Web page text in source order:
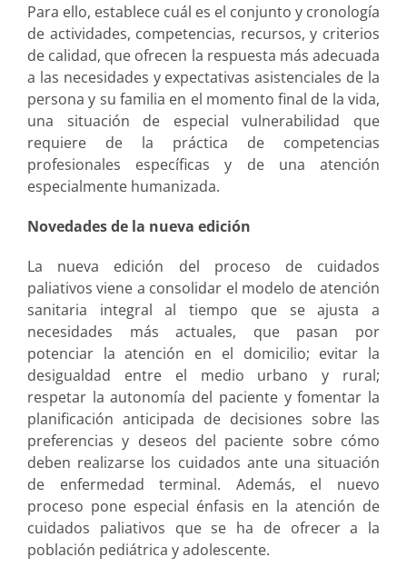
Para ello, establece cuál es el conjunto y cronología
de actividades, competencias, recursos, y criterios
de calidad, que ofrecen la respuesta más adecuada
a las necesidades y expectativas asistenciales de la
persona y su familia en el momento final de la vida,
una situación de especial vulnerabilidad que
requiere de la práctica de competencias
profesionales específicas y de una atención
especialmente humanizada.
Novedades de la nueva edición
La nueva edición del proceso de cuidados
paliativos viene a consolidar el modelo de atención
sanitaria integral al tiempo que se ajusta a
necesidades más actuales, que pasan por
potenciar la atención en el domicilio; evitar la
desigualdad entre el medio urbano y rural;
respetar la autonomía del paciente y fomentar la
planificación anticipada de decisiones sobre las
preferencias y deseos del paciente sobre cómo
deben realizarse los cuidados ante una situación
de enfermedad terminal. Además, el nuevo
proceso pone especial énfasis en la atención de
cuidados paliativos que se ha de ofrecer a la
población pediátrica y adolescente.